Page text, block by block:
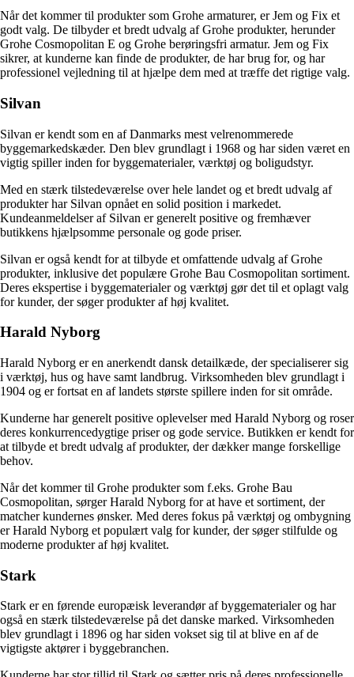
Når det kommer til produkter som Grohe armaturer, er Jem og Fix et
godt valg. De tilbyder et bredt udvalg af Grohe produkter, herunder
Grohe Cosmopolitan E og Grohe berøringsfri armatur. Jem og Fix
sikrer, at kunderne kan finde de produkter, de har brug for, og har
professionel vejledning til at hjælpe dem med at træffe det rigtige valg.
Silvan
Silvan er kendt som en af Danmarks mest velrenommerede
byggemarkedskæder. Den blev grundlagt i 1968 og har siden været en
vigtig spiller inden for byggematerialer, værktøj og boligudstyr.
Med en stærk tilstedeværelse over hele landet og et bredt udvalg af
produkter har Silvan opnået en solid position i markedet.
Kundeanmeldelser af Silvan er generelt positive og fremhæver
butikkens hjælpsomme personale og gode priser.
Silvan er også kendt for at tilbyde et omfattende udvalg af Grohe
produkter, inklusive det populære Grohe Bau Cosmopolitan sortiment.
Deres ekspertise i byggematerialer og værktøj gør det til et oplagt valg
for kunder, der søger produkter af høj kvalitet.
Harald Nyborg
Harald Nyborg er en anerkendt dansk detailkæde, der specialiserer sig
i værktøj, hus og have samt landbrug. Virksomheden blev grundlagt i
1904 og er fortsat en af landets største spillere inden for sit område.
Kunderne har generelt positive oplevelser med Harald Nyborg og roser
deres konkurrencedygtige priser og gode service. Butikken er kendt for
at tilbyde et bredt udvalg af produkter, der dækker mange forskellige
behov.
Når det kommer til Grohe produkter som f.eks. Grohe Bau
Cosmopolitan, sørger Harald Nyborg for at have et sortiment, der
matcher kundernes ønsker. Med deres fokus på værktøj og ombygning
er Harald Nyborg et populært valg for kunder, der søger stilfulde og
moderne produkter af høj kvalitet.
Stark
Stark er en førende europæisk leverandør af byggematerialer og har
også en stærk tilstedeværelse på det danske marked. Virksomheden
blev grundlagt i 1896 og har siden vokset sig til at blive en af de
vigtigste aktører i byggebranchen.